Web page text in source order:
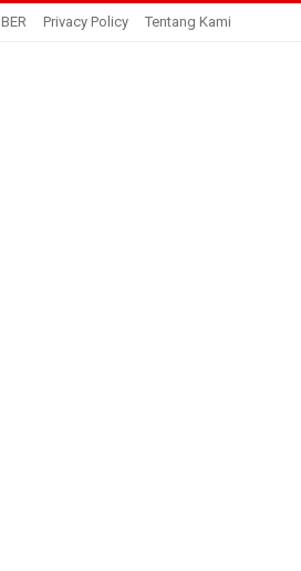
Privacy Policy Tentang Kami